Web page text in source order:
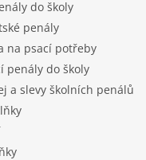
do školy
penály
na psací potřeby
penály do školy
a slevy školních penálů